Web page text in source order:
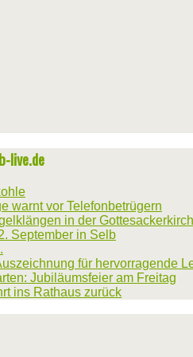
live.de
warnt vor Telefonbetrügern
in der
September in Selb
für hervorragende
Jubiläumsfeier am Freitag
ins Rathaus zurück